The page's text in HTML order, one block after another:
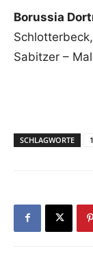
Borussia
Sabitzer –
SCHLAGWORTE